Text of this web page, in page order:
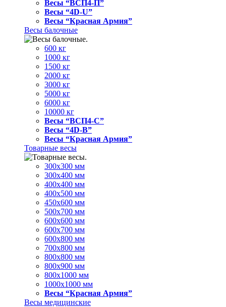
Весы “ВСП4-П”
Весы “4D-U”
Весы “Красная Армия”
Весы балочные
600 кг
1000 кг
1500 кг
2000 кг
3000 кг
5000 кг
6000 кг
10000 кг
Весы “ВСП4-С”
Весы “4D-В”
Весы “Красная Армия”
Товарные весы
300х300 мм
300х400 мм
400х400 мм
400х500 мм
450х600 мм
500х700 мм
600х600 мм
600х700 мм
600х800 мм
700х800 мм
800х800 мм
800х900 мм
800х1000 мм
1000х1000 мм
Весы “Красная Армия”
Весы медицинские